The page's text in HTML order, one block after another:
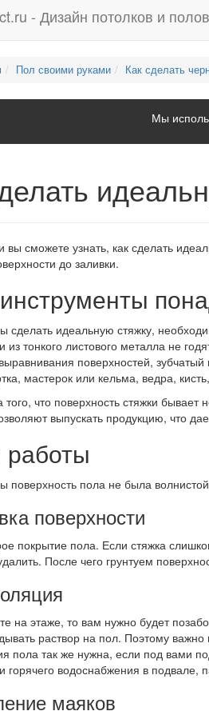
Пол своими руками Как сделать
Мы
вы сможете узнать, как сделать
до заливки.
сделать идеальную стяжку,
из тонкого листового металла не
поверхностей,
мастерок или кельма, ведра,
что поверхность стяжки
выпускать продукцию, что
поверхность пола не была
поверхности
покрытие пола. Если стяжка
После чего грунтуем
на этаже, то вам нужно будет
раствор на пол. Поэтому
пола так же нужна, если под вами
горячего водоснабжения в подвале,
маяков